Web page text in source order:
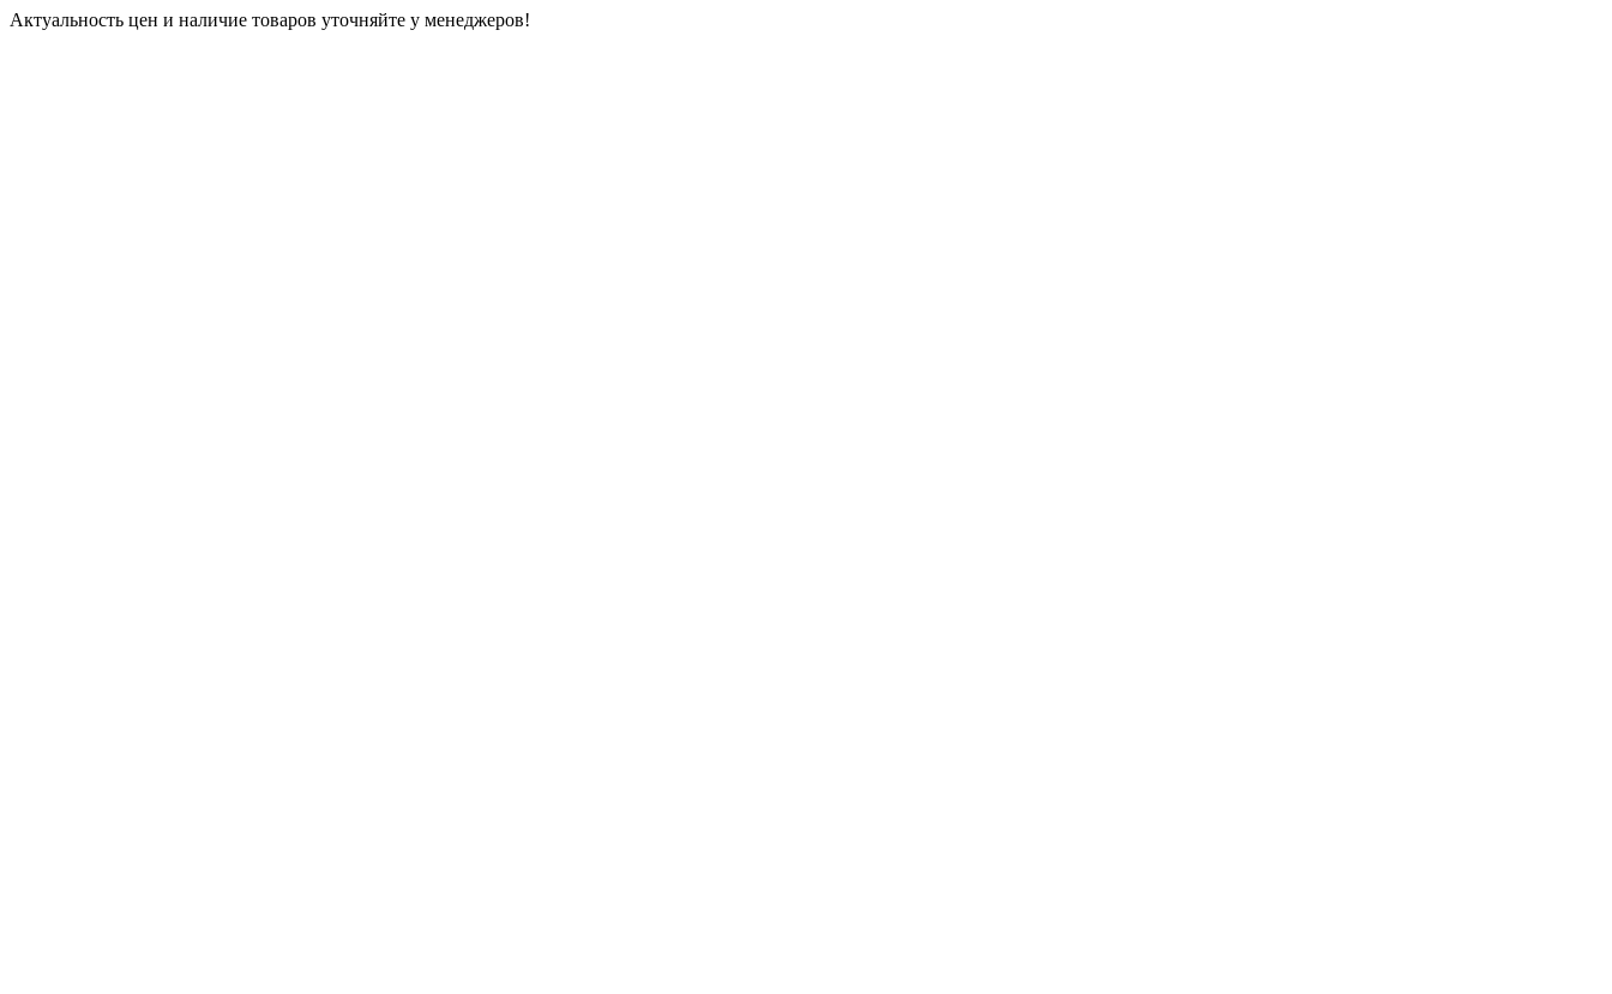
Актуальность цен и наличие товаров уточняйте у менеджеров!